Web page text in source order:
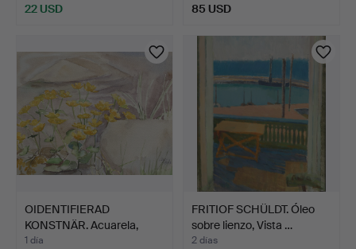
22 USD 85 USD
OIDENTIFIERAD
KONSTNÄR. Acuarela,
flores a…
1 día
FRITIOF SCHÜLDT. Óleo
sobre lienzo, Vista …
2 días